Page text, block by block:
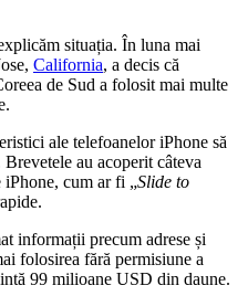
situația. În luna mai
California, a decis că
de Sud a folosit mai multe
ale telefoanelor iPhone să
au acoperit câteva
iPhone, cum ar fi „Slide to
informații precum adrese și
folosirea fără permisiune a
99 milioane USD din daune.